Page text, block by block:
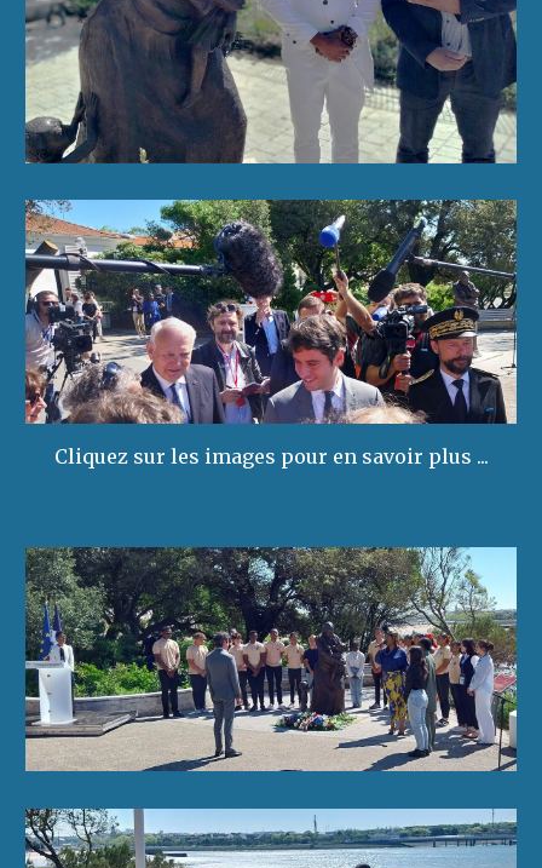
Cliquez sur les images pour en savoir plus ...